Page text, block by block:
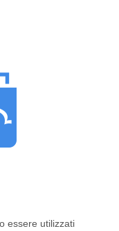
essere utilizzati